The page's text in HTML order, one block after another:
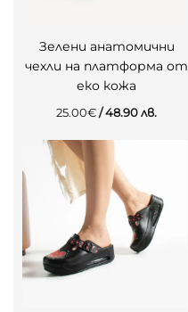
Зелени анатомични
чехли на платформа от
еко кожа
25.00€ / 48.90 лв.